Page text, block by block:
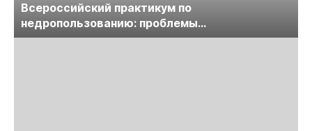
Всероссийский практикум по
недропользованию: проблемы
лицензирования, цифровизации, экспертизы